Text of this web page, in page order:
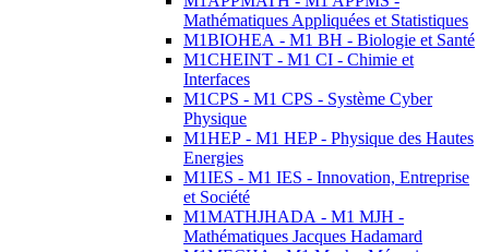
Mathématiques Appliquées et Statistiques
M1BIOHEA - M1 BH - Biologie et Santé
M1CHEINT - M1 CI - Chimie et
Interfaces
M1CPS - M1 CPS - Système Cyber
Physique
M1HEP - M1 HEP - Physique des Hautes
Energies
M1IES - M1 IES - Innovation, Entreprise
et Société
M1MATHJHADA - M1 MJH -
Mathématiques Jacques Hadamard